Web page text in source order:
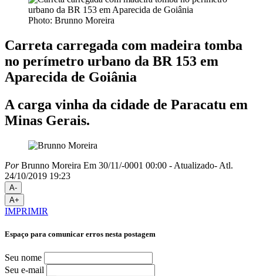
Photo: Brunno Moreira
Carreta carregada com madeira tomba
no perímetro urbano da BR 153 em
Aparecida de Goiânia
A carga vinha da cidade de Paracatu em
Minas Gerais.
PorBrunno Moreira Em 30/11/-0001 00:00 - Atualizado- Atl.
24/10/2019 19:23
A-
A+
IMPRIMIR
Espaço para comunicar erros nesta postagem
Seu nome
Seu e-mail